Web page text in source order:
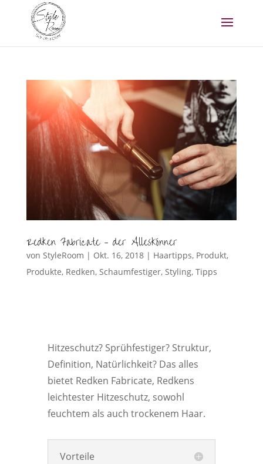
Redken Fabricate – der Alleskönner
von StyleRoom | Okt. 16, 2018| Haartipps, Produkt,
Produkte, Redken, Schaumfestiger, Styling, Tipps
Hitzeschutz? Sprühfestiger? Struktur,
Definition, Natürlichkeit? Das alles
bietet Redken Fabricate, Redkens
leichtester Hitzeschutz, sowohl
feuchtem als auch trockenem Haar.
Vorteile